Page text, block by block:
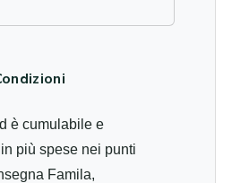
è cumulabile e
più spese nei punti
Famila,